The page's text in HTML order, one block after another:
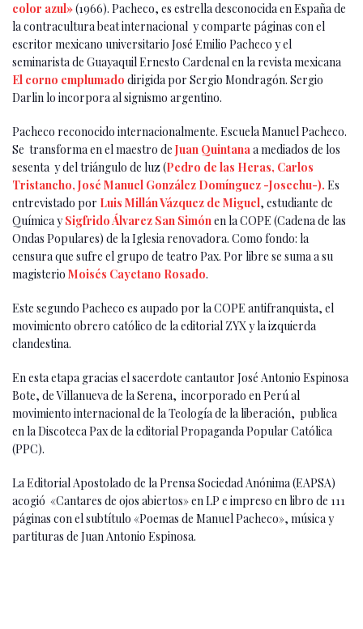
color azul»(1966). Pacheco, es estrella desconocida en España de
la contracultura beat internacional y comparte páginas con el
escritor mexicano universitario José Emilio Pacheco y el
seminarista de Guayaquil Ernesto Cardenal en la revista mexicana
El corno emplumado dirigida por Sergio Mondragón. Sergio
Darlin lo incorpora al signismo argentino.
Pacheco reconocido internacionalmente. Escuela Manuel Pacheco.
Se transforma en el maestro de Juan Quintanaa mediados de los
sesenta y del triángulo de luz (Pedro de las Heras, Carlos
Tristancho, José Manuel González Domínguez -Josechu-). Es
entrevistado por Luis Millán Vázquez de Miguel, estudiante de
Química ySigfrido Álvarez San Simónen la COPE (Cadena de las
Ondas Populares) de la Iglesia renovadora. Como fondo: la
censura que sufre el grupo de teatro Pax. Por libre se suma a su
magisterio Moisés Cayetano Rosado.
Este segundo Pacheco es aupado por la COPE antifranquista, el
movimiento obrero católico de la editorial ZYX y la izquierda
clandestina.
En esta etapa gracias el sacerdote cantautor José Antonio Espinosa
Bote, de Villanueva de la Serena, incorporado en Perú al
movimiento internacional de la Teología de la liberación, publica
en la Discoteca Pax de la editorial Propaganda Popular Católica
(PPC).
La Editorial Apostolado de la Prensa Sociedad Anónima (EAPSA)
acogió «Cantares de ojos abiertos» en LP e impreso en libro de 111
páginas con el subtítulo «Poemas de Manuel Pacheco», música y
partituras de Juan Antonio Espinosa.